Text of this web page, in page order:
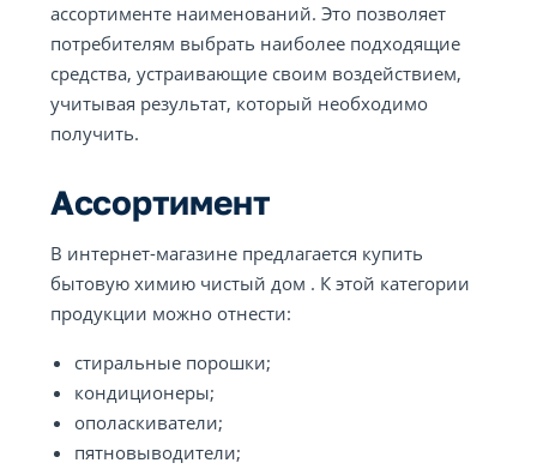
ассортименте наименований. Это позволяет
потребителям выбрать наиболее подходящие
средства, устраивающие своим воздействием,
учитывая результат, который необходимо
получить.
Ассортимент
В интернет-магазине предлагается купить
бытовую химию чистый дом . К этой категории
продукции можно отнести:
стиральные порошки;
кондиционеры;
ополаскиватели;
пятновыводители;